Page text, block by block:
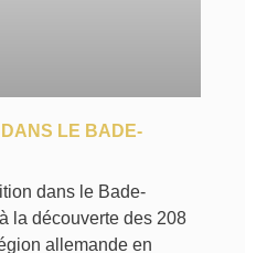
LE BADE-
dans le Bade-
la découverte des 208
allemande en